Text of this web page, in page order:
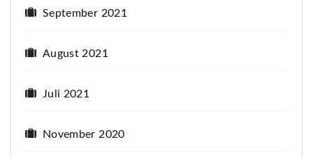
September 2021
August 2021
Juli 2021
November 2020